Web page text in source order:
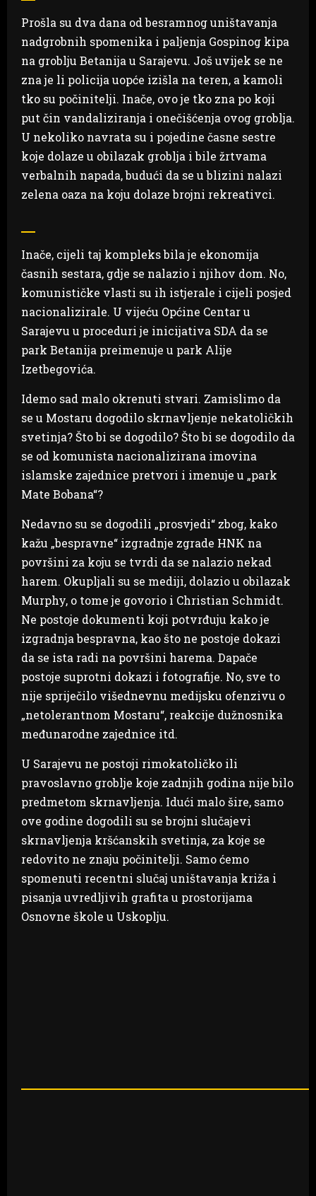
Prošla su dva dana od besramnog uništavanja
nadgrobnih spomenika i paljenja Gospinog kipa
na groblju Betanija u Sarajevu. Još uvijek se ne
zna je li policija uopće izišla na teren, a kamoli
tko su počinitelji. Inače, ovo je tko zna po koji
put čin vandaliziranja i onečišćenja ovog groblja.
U nekoliko navrata su i pojedine časne sestre
koje dolaze u obilazak groblja i bile žrtvama
verbalnih napada, budući da se u blizini nalazi
zelena oaza na koju dolaze brojni rekreativci.
Inače, cijeli taj kompleks bila je ekonomija
časnih sestara, gdje se nalazio i njihov dom. No,
komunističke vlasti su ih istjerale i cijeli posjed
nacionalizirale. U vijeću Općine Centar u
Sarajevu u proceduri je inicijativa SDA da se
park Betanija preimenuje u park Alije
Izetbegovića.
Idemo sad malo okrenuti stvari. Zamislimo da
se u Mostaru dogodilo skrnavljenje nekatoličkih
svetinja? Što bi se dogodilo? Što bi se dogodilo da
se od komunista nacionalizirana imovina
islamske zajednice pretvori i imenuje u „park
Mate Bobana“?
Nedavno su se dogodili „prosvjedi“ zbog, kako
kažu „bespravne“ izgradnje zgrade HNK na
površini za koju se tvrdi da se nalazio nekad
harem. Okupljali su se mediji, dolazio u obilazak
Murphy, o tome je govorio i Christian Schmidt.
Ne postoje dokumenti koji potvrđuju kako je
izgradnja bespravna, kao što ne postoje dokazi
da se ista radi na površini harema. Dapače
postoje suprotni dokazi i fotografije. No, sve to
nije spriječilo višednevnu medijsku ofenzivu o
„netolerantnom Mostaru“, reakcije dužnosnika
međunarodne zajednice itd.
U Sarajevu ne postoji rimokatoličko ili
pravoslavno groblje koje zadnjih godina nije bilo
predmetom skrnavljenja. Idući malo šire, samo
ove godine dogodili su se brojni slučajevi
skrnavljenja kršćanskih svetinja, za koje se
redovito ne znaju počinitelji. Samo ćemo
spomenuti recentni slučaj uništavanja križa i
pisanja uvredljivih grafita u prostorijama
Osnovne škole u Uskoplju.